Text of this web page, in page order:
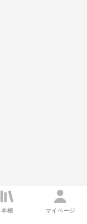
本棚 マイページ